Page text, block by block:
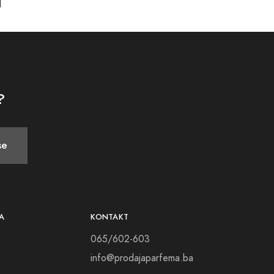
s ovim senzualnim i intrigantnim parfemom.
osjetilo mirisa sa svakim potezom perom.
i doživite nevjerojatno
KONTAKT
065/602-603
info@prodajaparfema.ba